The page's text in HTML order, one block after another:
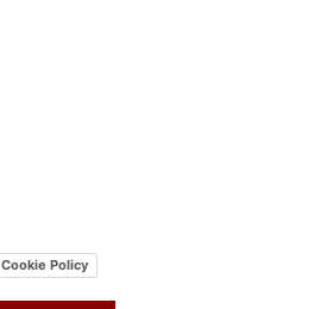
Cookie Policy